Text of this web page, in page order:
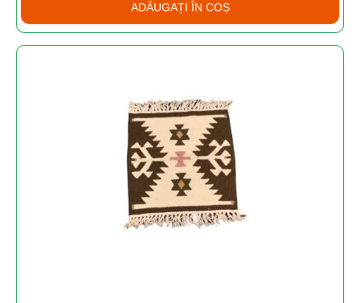
ADĂUGAȚI ÎN COȘ